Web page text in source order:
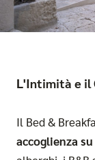
L'Intimità e il
Il Bed &
accoglienza